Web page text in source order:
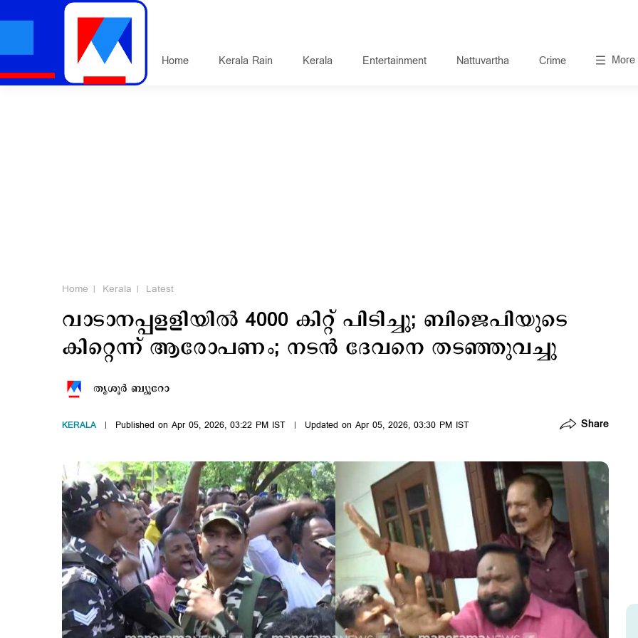
Home Kerala Rain Kerala Entertainment Nattuvartha Crime More
Home Kerala Latest
വാടാനപ്പളളിയില്‍ 4000 കിറ്റ് പിടിച്ചു; ബിജെപിയുടെ
കിറ്റെന്ന് ആരോപണം; നടന്‍ ദേവനെ തടഞ്ഞുവച്ചു
തൃശൂര്‍ ബ്യൂറോ
KERALA Published on Apr 05, 2026, 03:22 PM IST Updated on Apr 05, 2026, 03:30 PM IST Share